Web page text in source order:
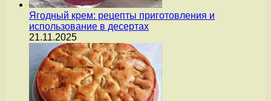
Ягодный крем: рецепты приготовления и
использование в десертах
21.11.2025